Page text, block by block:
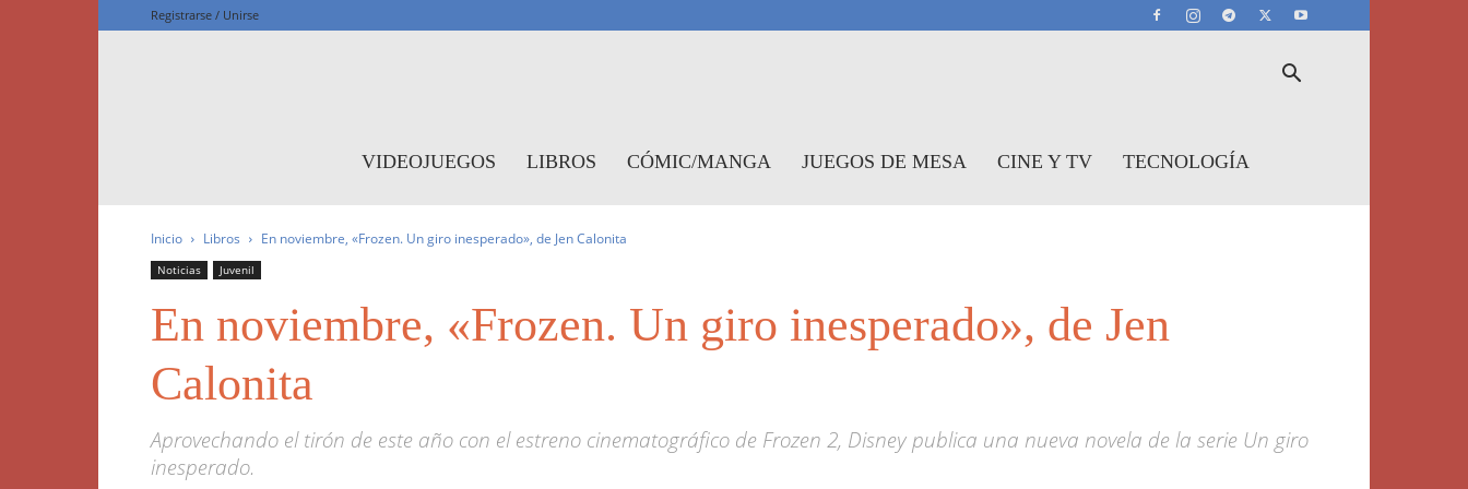
Registrarse / Unirse
VIDEOJUEGOS LIBROS CÓMIC/MANGA JUEGOS DE MESA CINE Y TV TECNOLOGÍA
Inicio Libros En noviembre, «Frozen. Un giro inesperado», de Jen Calonita
Noticias Juvenil
En noviembre, «Frozen. Un giro inesperado», de Jen
Calonita
Aprovechando el tirón de este año con el estreno cinematográfico de Frozen 2, Disney publica una nueva novela de la serie Un giro
inesperado.